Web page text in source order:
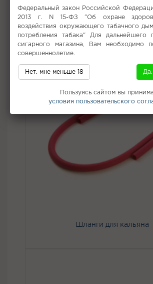
Все вкусы табака для кальяна Deus
Не забудьте купить
Шланги для кальяна
Федеральный закон Российской
2013 г. N 15-ФЗ "Об охране
воздействия окружающего табачного
потребления табака" Для дальнейшего
сигарного магазина, Вам необходимо
совершеннолетие.
Нет, мне меньше 18
Пользуясь сайтом вы
условия пользовательского